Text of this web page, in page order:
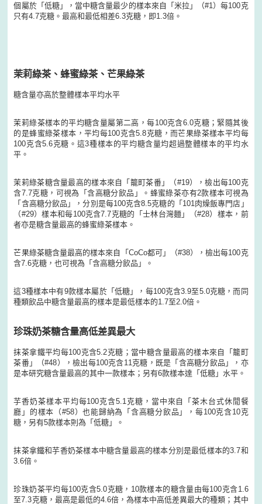
個屬於「低糖」，當中糖含量最少的樣本來自「米拉」（#1）每100克
只有4.7克糖。最高和最低相差6.3克糖，即1.3倍。
茉莉綠茶、蜂蜜綠茶、芒果綠茶
糖含量亦高於整體樣本平均水平
茉莉綠茶樣本的平均糖含量屬第二高，每100克含6.0克糖；緊隨其後
的是蜂蜜綠茶樣本，平均每100克含5.8克糖，而芒果綠茶樣本平均每
100克含5.6克糖。這3種樣本的平均糖含量均超過整體樣本的平均水
平。
茉莉綠茶糖含量最高的樣本來自「籠町茶番」（#19），檢出每100克
含7.7克糖，可視為「含高糖分飲品」。蜂蜜綠茶亦有2款樣本可視為
「含高糖分飲品」，分別是每100克含8.5克糖的「101肉燥飯專門店」
（#29）樣本和每100克含7.7克糖的「士林台灣麵」（#28）樣本，前
者亦是糖含量最高的蜂蜜綠茶樣本。
芒果綠茶糖含量最高的樣本來自「CoCo都可」（#38），檢出每100克
含7.6克糖，也可視為「含高糖分飲品」。
這3種樣本中有9款樣本屬於「低糖」，每100克含3.9至5.0克糖，而同
種類飲品中糖含量最高的樣本是最低樣本的1.7至2.0倍。
珍珠奶茶糖含量高低差異最大
抹茶拿鐵平均每100克含5.2克糖；當中糖含量最高的樣本來自「籠町
茶番」（#48），檢出每100克含11克糖，既是「含高糖分飲品」，亦
是本研究糖含量最高的其中一款樣本；另有6款樣本達「低糖」水平。
芋香奶茶樣本平均每100克含5.1克糖，當中來自「茶木台式休閒餐
廳」的樣本（#58）也能歸納為「含高糖分飲品」，每100克含10克
糖，另有5款樣本則為「低糖」。
抹茶拿鐵和芋香奶茶樣本中糖含量最高的樣本分別是最低樣本的3.7和
3.6倍。
珍珠奶茶平均每100克含5.0克糖，10款樣本的糖含量由每100克含1.6
至7.3克糖，最高是最低的4.6倍，為樣本中高低差異最大的種類；其中